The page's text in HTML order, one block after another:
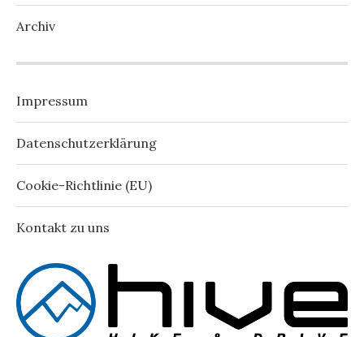
Archiv
Impressum
Datenschutzerklärung
Cookie-Richtlinie (EU)
Kontakt zu uns